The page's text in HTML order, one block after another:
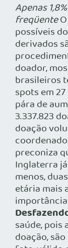
Apenas
freqüente
possíveis
derivados
doador,
brasileiros
spots em
pára de
3.337.823
doação
preconiza
Inglaterra
menos,
etária mais
saúde, pois
doação,